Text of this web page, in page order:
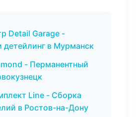
Detail Garage -
детейлинг в Мурманск
- Перманентный
Line - Сборка
в Ростов-на-Дону